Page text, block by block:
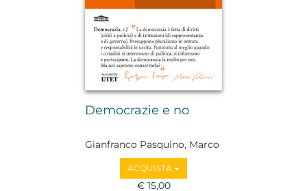
Democrazie e no
Gianfranco Pasquino, Marco
Valbruzzi
ACQUISTA
€ 15,00